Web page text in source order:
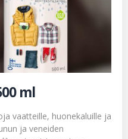
ml
vaatteille, huonekaluille ja
ja veneiden